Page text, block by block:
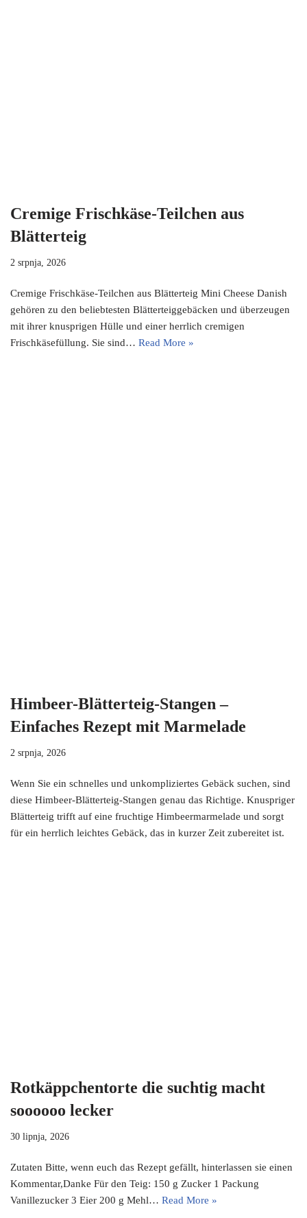
Cremige Frischkäse-Teilchen aus
Blätterteig
2 srpnja, 2026
Cremige Frischkäse-Teilchen aus Blätterteig Mini Cheese Danish
gehören zu den beliebtesten Blätterteiggebäcken und überzeugen
mit ihrer knusprigen Hülle und einer herrlich cremigen
Frischkäsefüllung. Sie sind… Read More »
Himbeer-Blätterteig-Stangen –
Einfaches Rezept mit Marmelade
2 srpnja, 2026
Wenn Sie ein schnelles und unkompliziertes Gebäck suchen, sind
diese Himbeer-Blätterteig-Stangen genau das Richtige. Knuspriger
Blätterteig trifft auf eine fruchtige Himbeermarmelade und sorgt
für ein herrlich leichtes Gebäck, das in kurzer Zeit zubereitet ist.
Rotkäppchentorte die suchtig macht
soooooo lecker
30 lipnja, 2026
Zutaten Bitte, wenn euch das Rezept gefällt, hinterlassen sie einen
Kommentar,Danke Für den Teig: 150 g Zucker 1 Packung
Vanillezucker 3 Eier 200 g Mehl… Read More »